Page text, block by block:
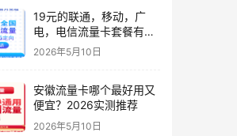
19元的联通，移动，广
电，电信流量卡套餐有几
种？实测6款高性价比套
2026年5月10日
安徽流量卡哪个最好用又
便宜？2026实测推荐
2026年5月10日